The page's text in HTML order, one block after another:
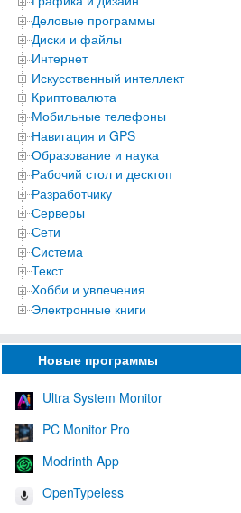
Деловые программы
Диски и файлы
Интернет
Искусственный интеллект
Криптовалюта
Мобильные телефоны
Навигация и GPS
Образование и наука
Рабочий стол и десктоп
Разработчику
Серверы
Сети
Система
Текст
Хобби и увлечения
Электронные книги
Новые программы
Ultra System Monitor
PC Monitor Pro
Modrinth App
OpenTypeless